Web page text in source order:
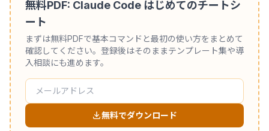
無料PDF: Claude Code はじめてのチートシ
ート
まずは無料PDFで基本コマンドと最初の使い方をまとめて
確認してください。登録後はそのままテンプレート集や導
入相談にも進めます。
無料でダウンロード